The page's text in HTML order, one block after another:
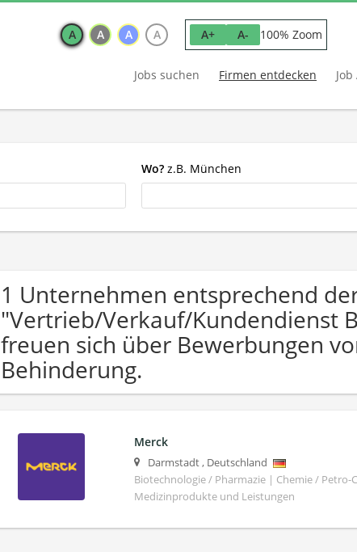
A A A A A+ A- 100% Zoom
Jobs suchen Firmen entdecken
Wo? z.B. München
1 Unternehmen entsprechend
"Vertrieb/Verkauf/Kundendienst
freuen sich über Bewerbungen
Behinderung.
Merck
Darmstadt, Deutschland
Biotechnologie / Pharmazie | Chemie / Petro-
Medizinprodukte und Leistungen